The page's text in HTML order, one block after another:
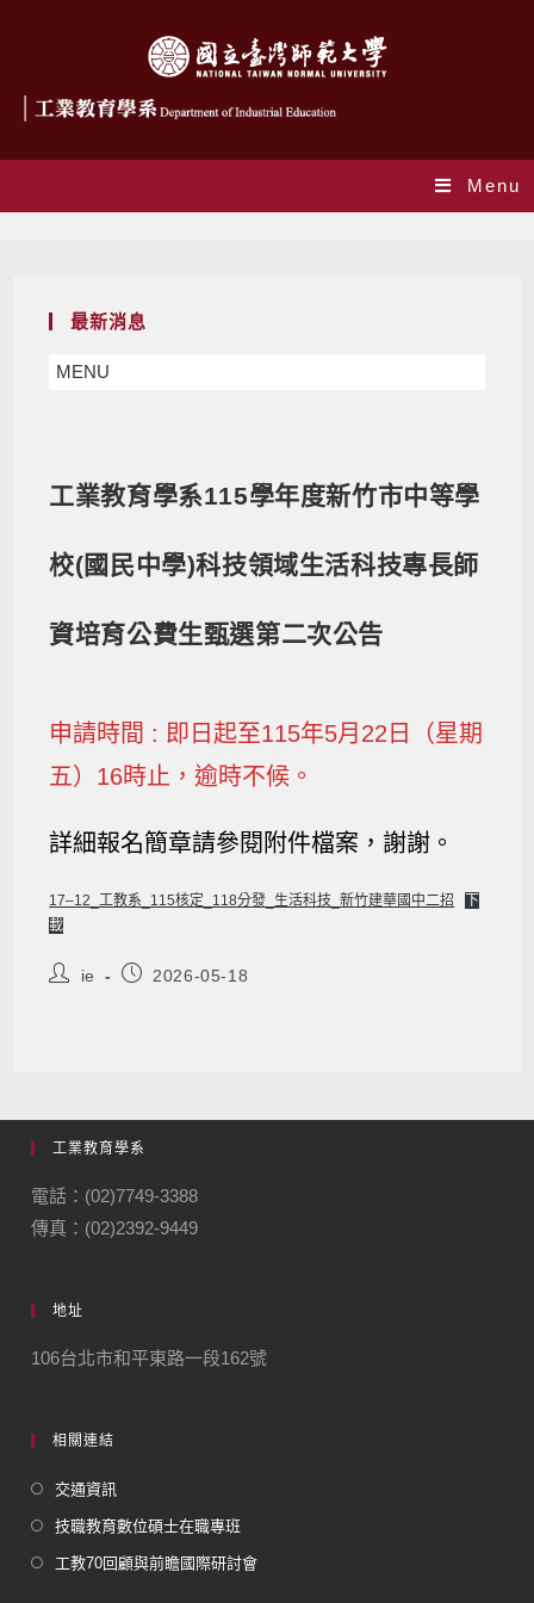
Menu
最新消息
MENU
工業教育學系115學年度新竹市中等學
校(國民中學)科技領域生活科技專長師
資培育公費生甄選第二次公告
申請時間 : 即日起至115年5月22日（星期
五）16時止，逾時不候。
詳細報名簡章請參閱附件檔案，謝謝。
17–12_工教系_115核定_118分發_生活科技_新竹建華國中二招
下
載
ie 2026-05-18
工業教育學系
電話：(02)7749-3388
傳真：(02)2392-9449
地址
106台北市和平東路一段162號
相關連結
交通資訊
技職教育數位碩士在職專班
工教70回顧與前瞻國際研討會